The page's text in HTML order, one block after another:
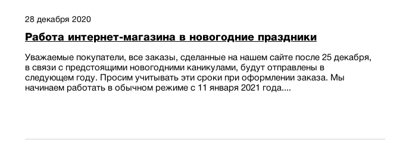
28 декабря 2020
Работа интернет-магазина в новогодние праздники
Уважаемые покупатели, все заказы, сделанные на нашем сайте после 25 декабря,
в связи с предстоящими новогодними каникулами, будут отправлены в
следующем году. Просим учитывать эти сроки при оформлении заказа. Мы
начинаем работать в обычном режиме с 11 января 2021 года....